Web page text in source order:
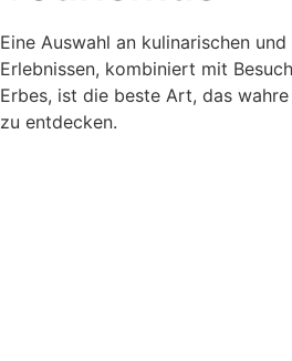
Eine Auswahl an kulinarischen
Erlebnissen, kombiniert mit
Erbes, ist die beste Art, das wahre
zu entdecken.